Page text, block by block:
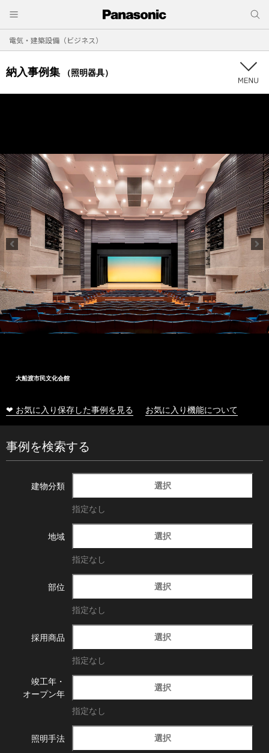
電気・建築設備（ビジネス）
納入事例集 （照明器具）
大船渡市民文化会館
❤ お気に入り保存した事例を見る お気に入り機能について
事例を検索する
建物分類 選択
指定なし
地域 選択
指定なし
部位 選択
指定なし
採用商品 選択
指定なし
竣工年・
オープン年
選択
指定なし
照明手法 選択